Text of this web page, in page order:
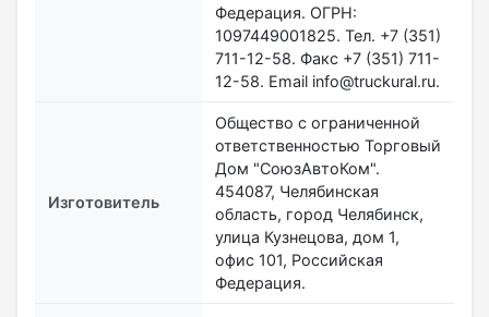
Федерация. ОГРН:
1097449001825. Тел. +7 (351)
711-12-58. Факс +7 (351) 711-
12-58. Email info@truckural.ru.
Изготовитель
Общество с ограниченной
ответственностью Торговый
Дом "СоюзАвтоКом".
454087, Челябинская
область, город Челябинск,
улица Кузнецова, дом 1,
офис 101, Российская
Федерация.